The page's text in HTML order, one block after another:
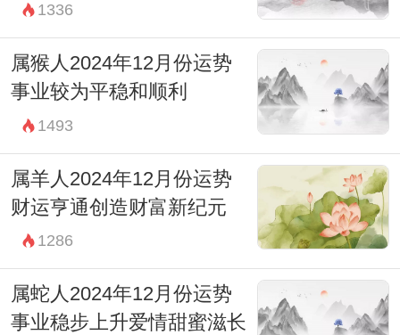
1336
属猴人2024年12月份运势
事业较为平稳和顺利
1493
属羊人2024年12月份运势
财运亨通创造财富新纪元
1286
属蛇人2024年12月份运势
事业稳步上升爱情甜蜜滋长